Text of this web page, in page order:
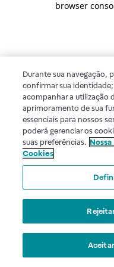
browser
Durante sua navegação,
confirmar sua
acompanhar a utilização
aprimoramento de sua
essenciais para nossos
poderá gerenciar os
suas preferências.
Cookies